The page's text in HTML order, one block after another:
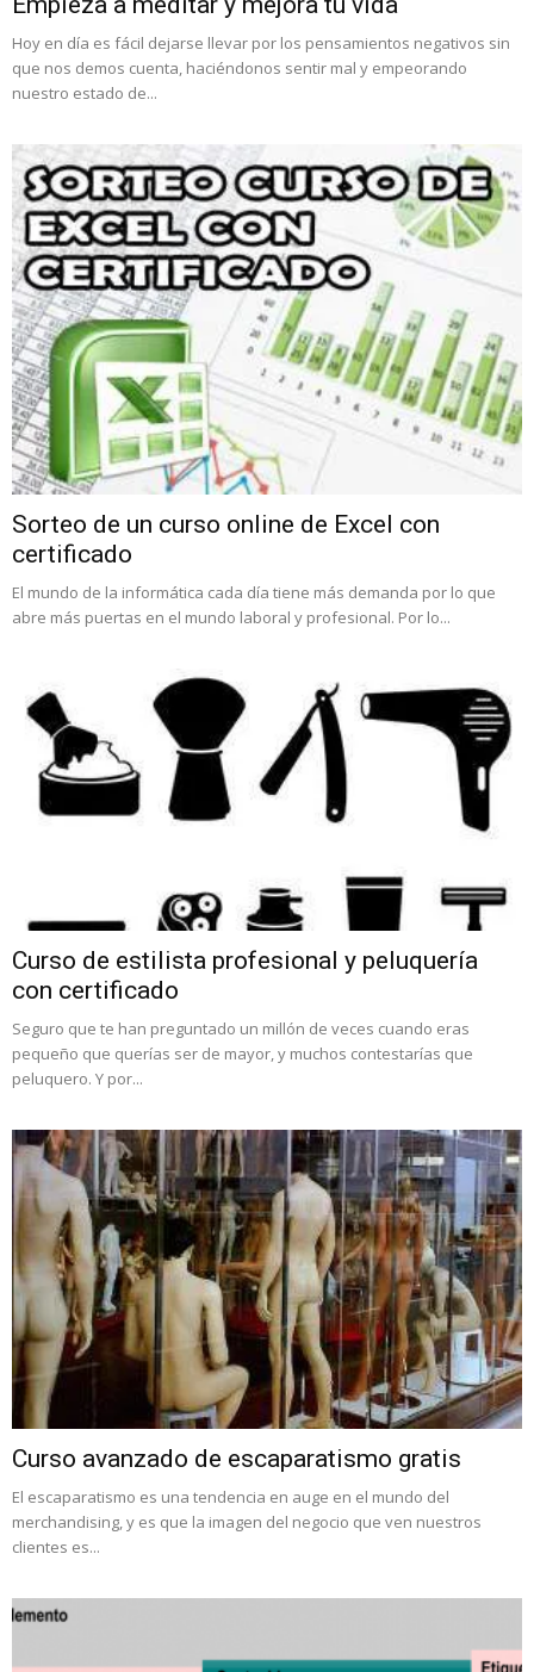
Hoy en día es fácil dejarse llevar por los pensamientos negativos sin
que nos demos cuenta, haciéndonos sentir mal y empeorando
nuestro estado de...
Sorteo de un curso online de Excel con
certificado
El mundo de la informática cada día tiene más demanda por lo que
abre más puertas en el mundo laboral y profesional. Por lo...
Curso de estilista profesional y peluquería
con certificado
Seguro que te han preguntado un millón de veces cuando eras
pequeño que querías ser de mayor, y muchos contestarías que
peluquero. Y por...
Curso avanzado de escaparatismo gratis
El escaparatismo es una tendencia en auge en el mundo del
merchandising, y es que la imagen del negocio que ven nuestros
clientes es...